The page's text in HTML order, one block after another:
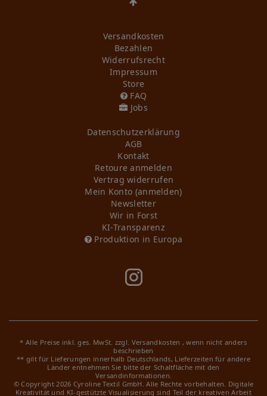
Versandkosten
Bezahlen
Widerrufs­recht
Impressum
Store
FAQ
Jobs
Daten­schutz­erklärung
AGB
Kontakt
Retoure anmelden
Vertrag widerrufen
Mein Konto (anmelden)
Newsletter
Wir in Forst
KI-Transparenz
Produktion in Europa
* Alle Preise inkl. ges. MwSt. zzgl. Versandkosten , wenn nicht anders
beschrieben
** gilt für Lieferungen innerhalb Deutschlands, Lieferzeiten für andere
Länder entnehmen Sie bitte der Schaltfläche mit den
Versandinformationen.
© Copyright 2026 Cyroline Textil GmbH. Alle Rechte vorbehalten. Digitale
Kreativität und KI-gestützte Visualisierung sind Teil der kreativen Arbeit